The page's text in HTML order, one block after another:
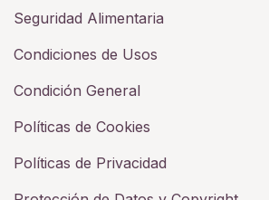
Seguridad Alimentaria
Condiciones de Usos
Condición General
Políticas de Cookies
Políticas de Privacidad